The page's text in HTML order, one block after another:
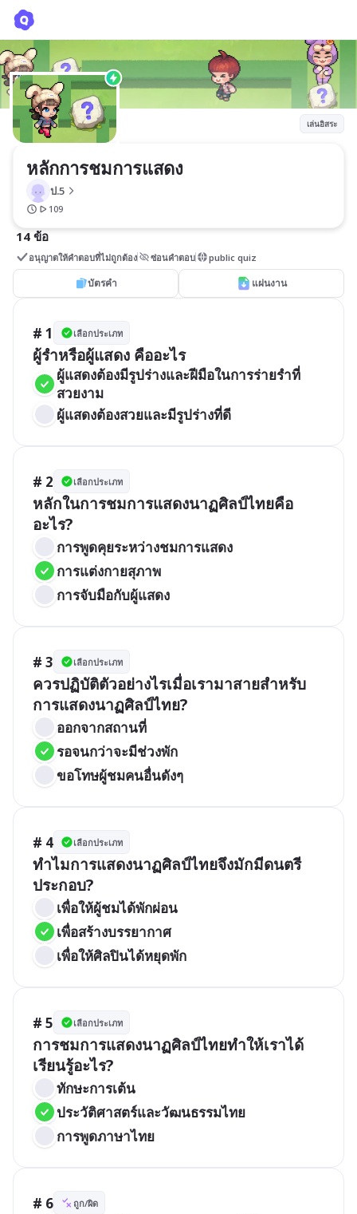
เล่นอิสระ
หลักการชมการแสดง
ป.5
109
14 ข้อ
อนุญาตให้คำตอบที่ไม่ถูกต้อง ซ่อนคำตอบ public quiz
บัตรคำ แผ่นงาน
# 1 เลือกประเภท
ผู้รำหรือผู้แสดง คืออะไร
ผู้แสดงต้องมีรูปร่างและฝีมือในการร่ายรำที่
สวยงาม
ผู้แสดงต้องสวยและมีรูปร่างที่ดี
# 2 เลือกประเภท
หลักในการชมการแสดงนาฏศิลป์ไทยคือ
อะไร?
การพูดคุยระหว่างชมการแสดง
การแต่งกายสุภาพ
การจับมือกับผู้แสดง
# 3 เลือกประเภท
ควรปฏิบัติตัวอย่างไรเมื่อเรามาสายสำหรับ
การแสดงนาฏศิลป์ไทย?
ออกจากสถานที่
รอจนกว่าจะมีช่วงพัก
ขอโทษผู้ชมคนอื่นดังๆ
# 4 เลือกประเภท
ทำไมการแสดงนาฏศิลป์ไทยจึงมักมีดนตรี
ประกอบ?
เพื่อให้ผู้ชมได้พักผ่อน
เพื่อสร้างบรรยากาศ
เพื่อให้ศิลปินได้หยุดพัก
# 5 เลือกประเภท
การชมการแสดงนาฏศิลป์ไทยทำให้เราได้
เรียนรู้อะไร?
ทักษะการเต้น
ประวัติศาสตร์และวัฒนธรรมไทย
การพูดภาษาไทย
# 6 ถูก/ผิด